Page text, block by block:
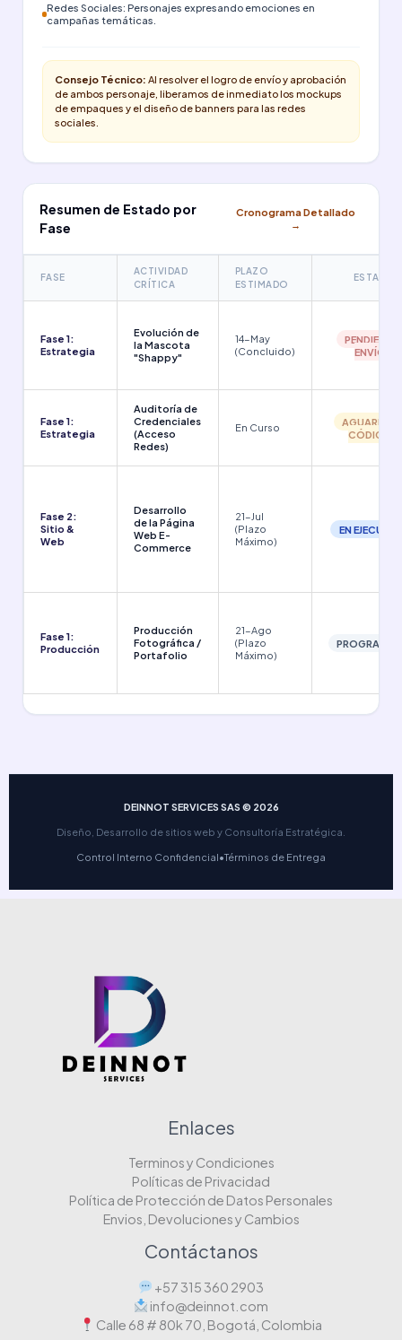
Redes Sociales: Personajes expresando emociones en
campañas temáticas.
Consejo Técnico: Al resolver el logro de envío y aprobación
de ambos personaje, liberamos de inmediato los mockups
de empaques y el diseño de banners para las redes
sociales.
Resumen de Estado por
Fase
Cronograma Detallado
→
FASE
ACTIVIDAD
CRÍTICA
PLAZO
ESTIMADO
ESTADO
Fase 1:
Estrategia
Evolución de
la Mascota
"Shappy"
14-May
(Concluido)
PENDIENTE
ENVÍO
Fase 1:
Estrategia
Auditoría de
Credenciales
(Acceso
Redes)
En Curso
CÓDIGO
Fase 2:
Sitio &
Web
Desarrollo
de la Página
Web E-
Commerce
21-Jul
(Plazo
Máximo)
EN
Fase 1:
Producción
Producción
Fotográfica /
Portafolio
21-Ago
(Plazo
Máximo)
DEINNOT SERVICES SAS © 2026
Diseño, Desarrollo de sitios web y Consultoría Estratégica.
Control Interno Confidencial•Términos de Entrega
Enlaces
Terminos y Condiciones
Políticas de Privacidad
Política de Protección de Datos Personales
Envios, Devoluciones y Cambios
Contáctanos
+57 315 360 2903
info@deinnot.com
Calle 68 # 80k 70, Bogotá, Colombia